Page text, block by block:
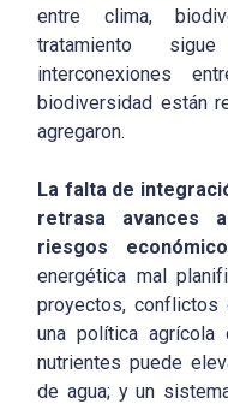
entre clima,
tratamiento
interconexiones
biodiversidad están
agregaron.
La falta de
retrasa avances
riesgos
energética mal
proyectos, conflictos
una política agrícola
nutrientes puede
de agua; y un